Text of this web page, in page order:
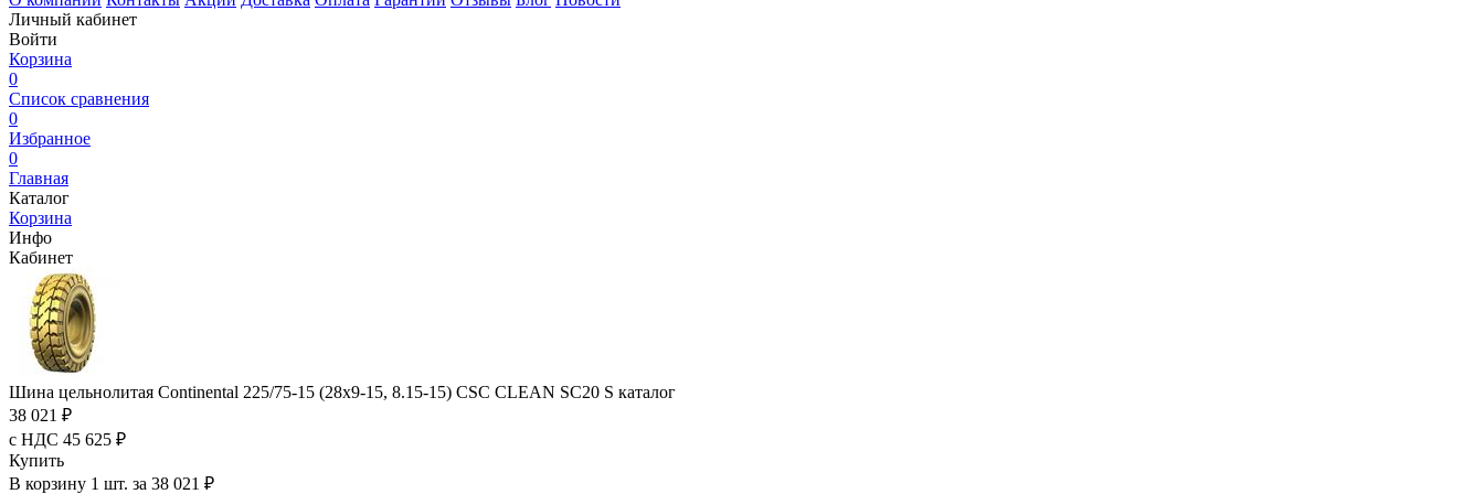
Личный кабинет
Войти
Корзина
0
Список сравнения
0
Избранное
0
Главная
Каталог
Корзина
Инфо
Кабинет
Шина цельнолитая Continental 225/75-15 (28x9-15, 8.15-15) CSC CLEAN SC20 S каталог
38 021 ₽
с НДС 45 625 ₽
Купить
В корзину 1 шт. за 38 021 ₽